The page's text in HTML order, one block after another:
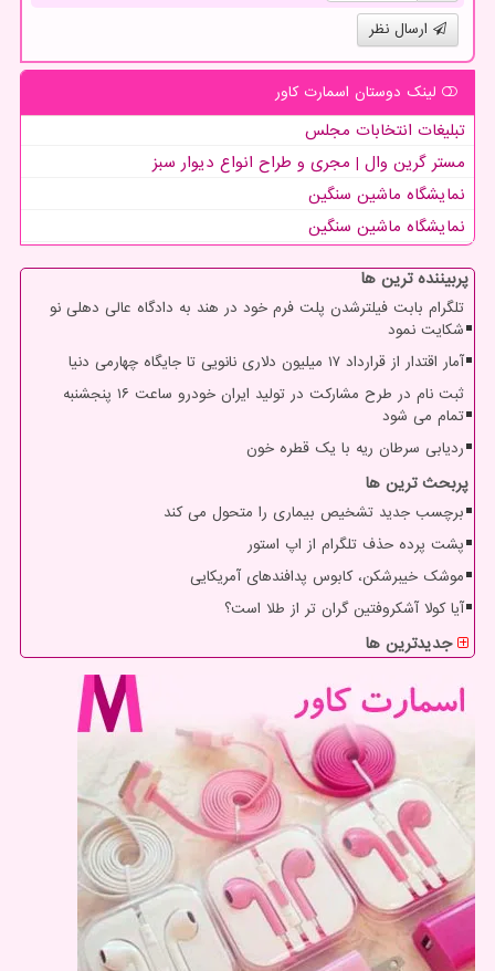
ارسال نظر
لینک دوستان اسمارت كاور
تبلیغات انتخابات مجلس
مستر گرین وال | مجری و طراح انواع دیوار سبز
نمایشگاه ماشین سنگین
نمایشگاه ماشین سنگین
پربیننده ترین ها
تلگرام بابت فیلترشدن پلت فرم خود در هند به دادگاه عالی دهلی نو
شکایت نمود
آمار اقتدار از قرارداد ۱۷ میلیون دلاری نانویی تا جایگاه چهارمی دنیا
ثبت نام در طرح مشارکت در تولید ایران خودرو ساعت ۱۶ پنجشنبه
تمام می شود
ردیابی سرطان ریه با یک قطره خون
پربحث ترین ها
برچسب جدید تشخیص بیماری را متحول می کند
پشت پرده حذف تلگرام از اپ استور
موشک خیبرشکن، کابوس پدافندهای آمریکایی
آیا کولا آشکروفتین گران تر از طلا است؟
جدیدترین ها